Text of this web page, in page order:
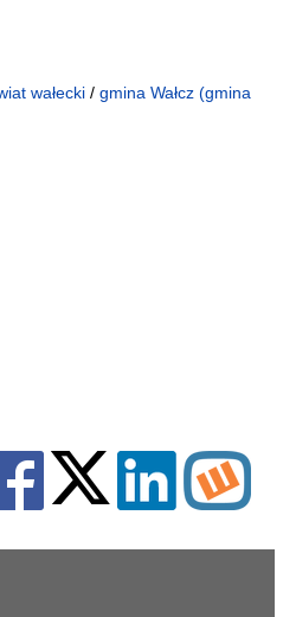
wałecki / gmina Wałcz (gmina